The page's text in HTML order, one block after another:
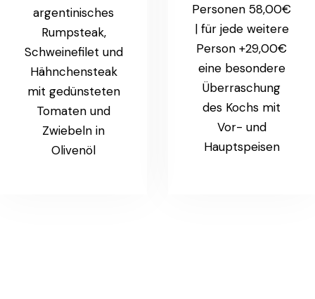
argentinisches
Rumpsteak,
Schweinefilet und
Hähnchensteak
mit gedünsteten
Tomaten und
Zwiebeln in
Olivenöl
Personen 58,00€
| für jede weitere
Person +29,00€
eine besondere
Überraschung
des Kochs mit
Vor- und
Hauptspeisen